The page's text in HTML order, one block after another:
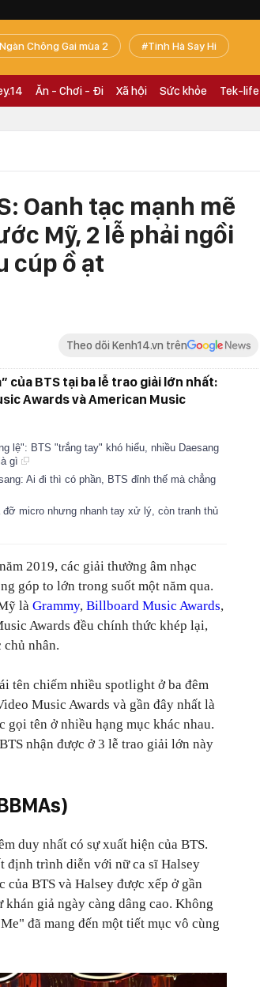
Chông Gai mùa 2 Tinh Hà Say Hi
Ăn - Chơi - Đi Xã hội Sức khỏe Tek-life
Oanh tạc mạnh mẽ
Mỹ, 2 lễ phải ngồi
cúp ồ ạt
Theo dõi Kenh14.vn trên
của BTS tại ba lễ trao giải lớn nhất:
Awards và American Music
lệ": BTS "trắng tay" khó hiểu, nhiều Daesang
gì
Ai đi thì có phần, BTS đỉnh thế mà chẳng
micro nhưng nhanh tay xử lý, còn tranh thủ
2019, các giải thưởng âm nhạc
góp to lớn trong suốt một năm qua.
là Grammy, Billboard Music Awards,
Awards đều chính thức khép lại,
nhân.
tên chiếm nhiều spotlight ở ba đêm
Music Awards và gần đây nhất là
gọi tên ở nhiều hạng mục khác nhau.
nhận được ở 3 lễ trao giải lớn này
duy nhất có sự xuất hiện của BTS.
định trình diễn với nữ ca sĩ Halsey
BTS và Halsey được xếp ở gần
giả ngày càng dâng cao. Không
đã mang đến một tiết mục vô cùng